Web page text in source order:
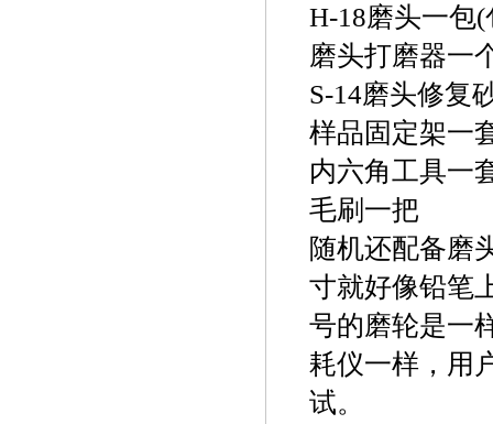
H-18磨头一包(
磨头打磨器一
S-14磨头修复
样品固定架一
内六角工具一
毛刷一把
随机还配备磨
寸就好像铅笔
号的磨轮是一
耗仪一样，用
试。